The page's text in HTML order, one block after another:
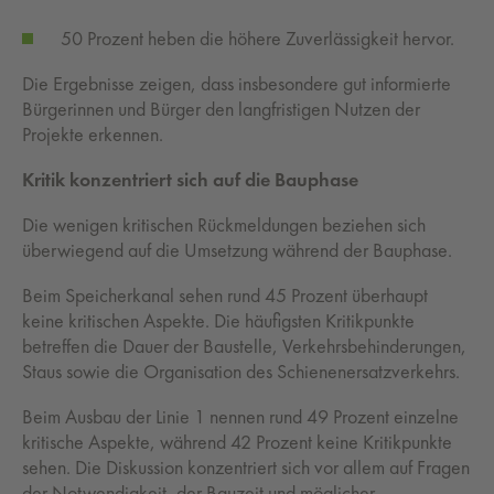
50 Prozent heben die höhere Zuverlässigkeit hervor.
Die Ergebnisse zeigen, dass insbesondere gut informierte
Bürgerinnen und Bürger den langfristigen Nutzen der
Projekte erkennen.
Kritik konzentriert sich auf die Bauphase
Die wenigen kritischen Rückmeldungen beziehen sich
überwiegend auf die Umsetzung während der Bauphase.
Beim Speicherkanal sehen rund 45 Prozent überhaupt
keine kritischen Aspekte. Die häufigsten Kritikpunkte
betreffen die Dauer der Baustelle, Verkehrsbehinderungen,
Staus sowie die Organisation des Schienenersatzverkehrs.
Beim Ausbau der Linie 1 nennen rund 49 Prozent einzelne
kritische Aspekte, während 42 Prozent keine Kritikpunkte
sehen. Die Diskussion konzentriert sich vor allem auf Fragen